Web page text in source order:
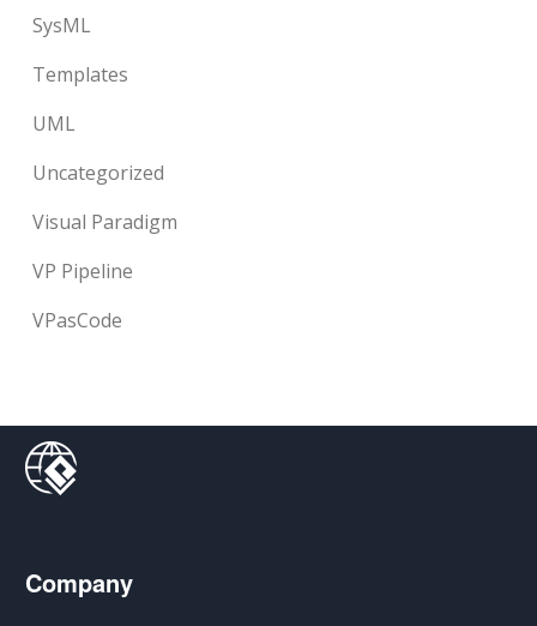
SysML
Templates
UML
Uncategorized
Visual Paradigm
VP Pipeline
VPasCode
Company